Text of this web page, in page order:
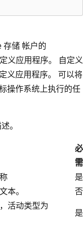
储 帐户的
义应用程序。 自定义
义应用程序。 可以将
操作系统上执行的任
。
必
需
是
本。
否
活动类型为
是